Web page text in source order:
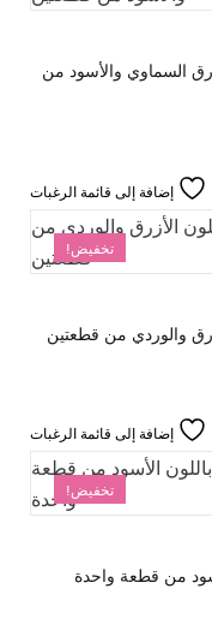
السماوي والأسود من
إضافة إلى قائمة الرغبات
تخفيض!
والوردي من قطعتين
إضافة إلى قائمة الرغبات
تخفيض!
من قطعة واحدة